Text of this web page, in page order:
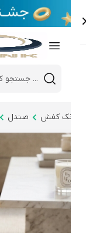
header search
کفش صندل